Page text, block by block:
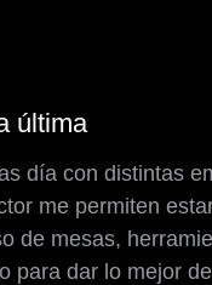
última
día con distintas
me permiten
de mesas,
para dar lo mejor